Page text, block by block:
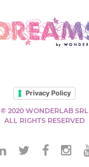
Privacy Policy
© 2020 WONDERLAB SRL
ALL RIGHTS RESERVED